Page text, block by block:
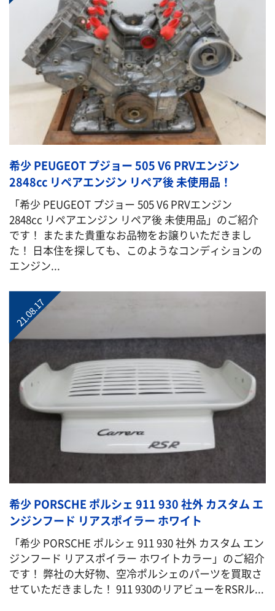
希少 PEUGEOT プジョー 505 V6 PRVエンジン
2848cc リペアエンジン リペア後 未使用品！
「希少 PEUGEOT プジョー 505 V6 PRVエンジン
2848cc リペアエンジン リペア後 未使用品」のご紹介
です！ またまた貴重なお品物をお譲りいただきまし
た！ 日本住を探しても、このようなコンディションの
エンジン...
21.08.17
希少 PORSCHE ポルシェ 911 930 社外 カスタム エ
ンジンフード リアスポイラー ホワイト
「希少 PORSCHE ポルシェ 911 930 社外 カスタム エン
ジンフード リアスポイラー ホワイトカラー」のご紹介
です！ 弊社の大好物、空冷ポルシェのパーツを買取さ
せていただきました！ 911 930のリアビューをRSRル...